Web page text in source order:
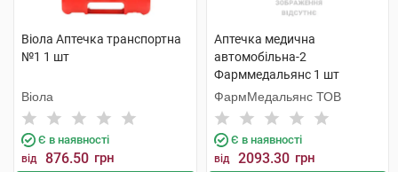
Віола Аптечка транспортна
№1 1 шт
Віола
Є в наявності
від 876.50 грн
Аптечка медична
автомобільна-2
Фарммедальянс 1 шт
ФармМедальянс ТОВ
Є в наявності
від 2093.30 грн